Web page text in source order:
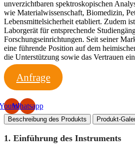
unverzichtbaren spektroskopischen
wie Materialwissenschaft, Biomedizin,
Lebensmittelsicherheit etabliert. Zudem
Laborgerät für entsprechende
Forschungseinrichtungen. Seit seiner
eine führende Position auf dem
die Unterstützung sowie das Vertrauen
Anfrage
Whatsapp
Beschreibung des Produkts Produkt-
1. Einführung des Instruments